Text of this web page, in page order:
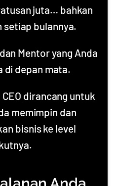
juta… bahkan
setiap bulannya.
Mentor yang Anda
di depan mata.
dirancang untuk
memimpin dan
bisnis ke level